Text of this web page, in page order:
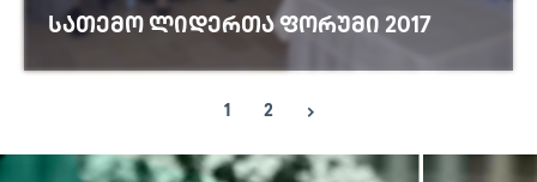
ᲡᲐᲗᲔᲛᲝ ᲚᲘᲓᲔᲠᲗᲐ ᲤᲝᲠᲣᲛᲘ 2017
1 2